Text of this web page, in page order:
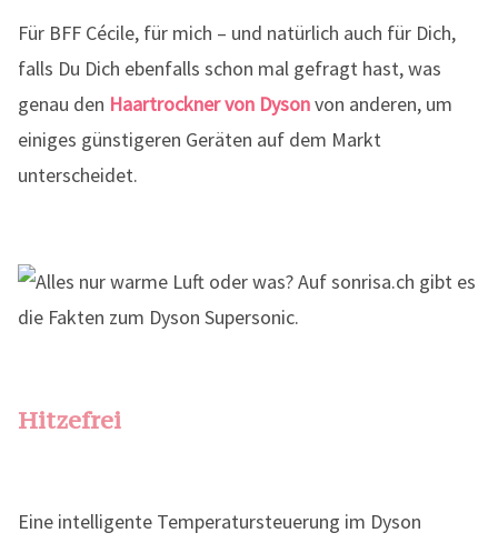
Für BFF Cécile, für mich – und natürlich auch für Dich,
falls Du Dich ebenfalls schon mal gefragt hast, was
genau den Haartrockner von Dysonvon anderen, um
einiges günstigeren Geräten auf dem Markt
unterscheidet.
Hitzefrei
Eine intelligente Temperatursteuerung im Dyson